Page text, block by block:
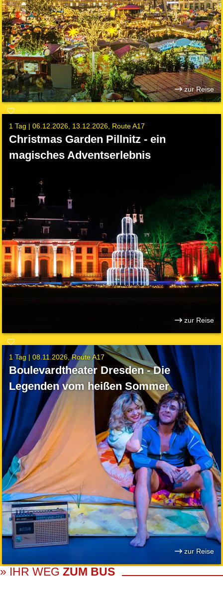
zur Reise
1 Tag |06.12.2026 13.12.2026 Route A17
Christmas Garden Pillnitz - ein
magisches Adventserlebnis
zur Reise
1 Tag |08.11.2026 Route A17
Boulevardtheater Dresden - Die
Legenden vom heißen Sommer
zur Reise
» IHR WEG ZUM BUS